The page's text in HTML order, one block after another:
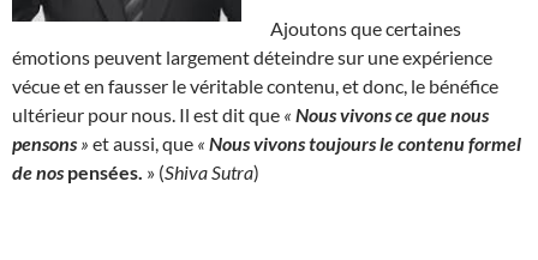
Ajoutons que certaines
émotions peuvent largement déteindre sur une expérience
vécue et en fausser le véritable contenu, et donc, le bénéfice
ultérieur pour nous. Il est dit que « Nous vivons ce que nous
pensons » et aussi, que « Nous vivons toujours le contenu formel
de nos pensées » (Shiva Sutra)